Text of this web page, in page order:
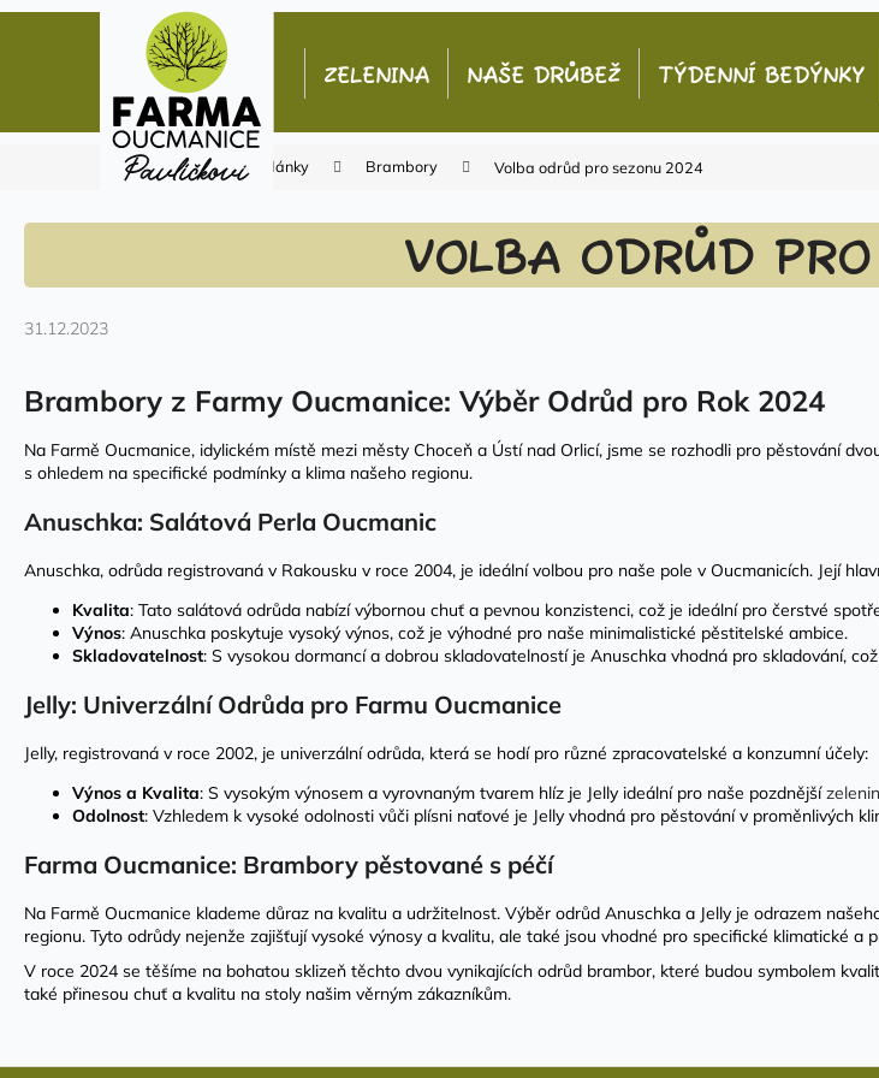
ZELENINA NAŠE DRŮBEŽ TÝDENNÍ BEDÝNKY
Domů Články Brambory Volba odrůd pro sezonu 2024
VOLBA ODRŮD
31.12.2023
Brambory z Farmy Oucmanice: Výběr Odrůd pro Rok 2024
Na Farmě Oucmanice, idylickém místě mezi městy Choceň a Ústí nad Orlicí, jsme se rozhodli pro pěstování
s ohledem na specifické podmínky a klima našeho regionu.
Anuschka: Salátová Perla Oucmanic
Anuschka, odrůda registrovaná v Rakousku v roce 2004, je ideální volbou pro naše pole v Oucmanicích. Její
Kvalita: Tato salátová odrůda nabízí výbornou chuť a pevnou konzistenci, což je ideální pro čerstvé
Výnos: Anuschka poskytuje vysoký výnos, což je výhodné pro naše minimalistické pěstitelské ambice.
Skladovatelnost: S vysokou dormancí a dobrou skladovatelností je Anuschka vhodná pro skladování,
Jelly: Univerzální Odrůda pro Farmu Oucmanice
Jelly, registrovaná v roce 2002, je univerzální odrůda, která se hodí pro různé zpracovatelské a konzumní účely:
Výnos a Kvalita: S vysokým výnosem a vyrovnaným tvarem hlíz je Jelly ideální pro naše pozdnější
Odolnost: Vzhledem k vysoké odolnosti vůči plísni naťové je Jelly vhodná pro pěstování v proměnlivých
Farma Oucmanice: Brambory pěstované s péčí
Na Farmě Oucmanice klademe důraz na kvalitu a udržitelnost. Výběr odrůd Anuschka a Jelly je odrazem
regionu. Tyto odrůdy nejenže zajišťují vysoké výnosy a kvalitu, ale také jsou vhodné pro specifické klimatické a
V roce 2024 se těšíme na bohatou sklizeň těchto dvou vynikajících odrůd brambor, které budou symbolem
také přinesou chuť a kvalitu na stoly našim věrným zákazníkům.
K
k
obchodu
obchodu
Co potřebujete najít?